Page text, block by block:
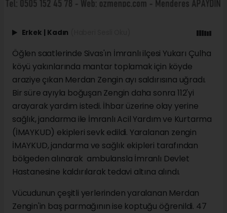
Erkek | Kadın
Öğlen saatlerinde Sivas'ın İmranlı ilçesi Yukarı Çulha
köyü yakınlarında mantar toplamak için köyde
araziye çıkan Merdan Zengin ayı saldırısına uğradı.
Bir süre ayıyla boğuşan Zengin daha sonra 112'yi
arayarak yardım istedi. İhbar üzerine olay yerine
sağlık, jandarma ile İmranlı Acil Yardım ve Kurtarma
(İMAYKUD) ekipleri sevk edildi. Yaralanan zengin
İMAYKUD, jandarma ve sağlık ekipleri tarafından
bölgeden alınarak ambulansla İmranlı Devlet
Hastanesine kaldırılarak tedavi altına alındı.
Vücudunun çeşitli yerlerinden yaralanan Merdan
Zengin'in baş parmağının ise koptuğu öğrenildi. 47